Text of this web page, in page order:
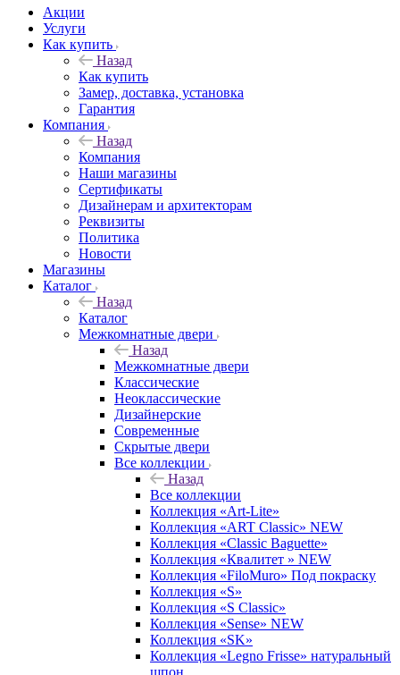
Акции
Услуги
Как купить
Назад
Как купить
Замер, доставка, установка
Гарантия
Компания
Назад
Компания
Наши магазины
Сертификаты
Дизайнерам и архитекторам
Реквизиты
Политика
Новости
Магазины
Каталог
Назад
Каталог
Межкомнатные двери
Назад
Межкомнатные двери
Классические
Неоклассические
Дизайнерские
Современные
Скрытые двери
Все коллекции
Назад
Все коллекции
Коллекция «Art-Lite»
Коллекция «ART Classic» NEW
Коллекция «Classic Baguette»
Коллекция «Квалитет » NEW
Коллекция «FiloMuro» Под покраску
Коллекция «S»
Коллекция «S Classic»
Коллекция «Sense» NEW
Коллекция «SK»
Коллекция «Legno Frisse» натуральный